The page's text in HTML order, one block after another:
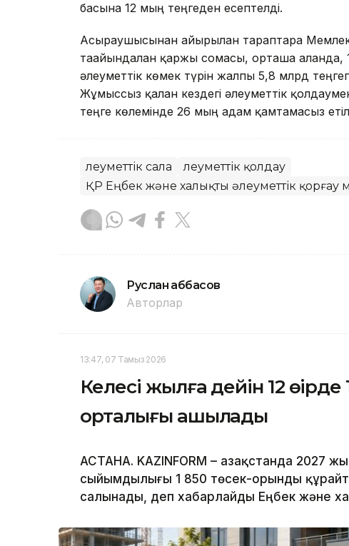
басына 12 мың теңгеден есептелді.
Асыраушысынан айырылған тараптарға
тағайындалған қаржы сомасы, орташа
әлеуметтік көмек түрін жалпы 5,8 млрд
Жұмыссыз қалған кездегі әлеуметтік
теңге көлемінде 26 мың адам қамтамасыз
Әлеуметтік сала
Әлеуметтік қолдау
ҚР Еңбек және халықты әлеуметтік қорғау
Руслан Ғаббасов
Авторлар
13:47, 07 Тамыз 2026
Келесі жылға дейін 12
орталығы ашылады
АСТАНА. KAZINFORM – Қазақстанда 2027
сыйымдылығы 1 850 төсек-орынды
салынады, деп хабарлайды Еңбек және